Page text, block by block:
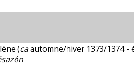
(caautomne/hiver 1373/1374 -